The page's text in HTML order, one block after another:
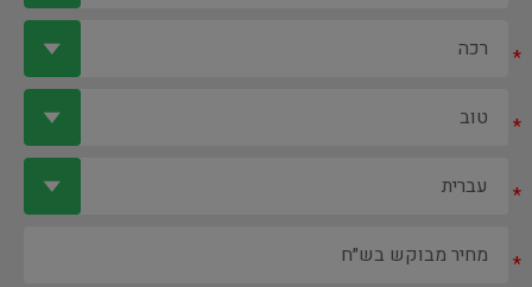
*
*
*
*